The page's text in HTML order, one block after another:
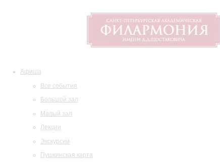
Афиша
Все события
Большой зал
Малый зал
Лекции
Экскурсии
Пушкинская карта